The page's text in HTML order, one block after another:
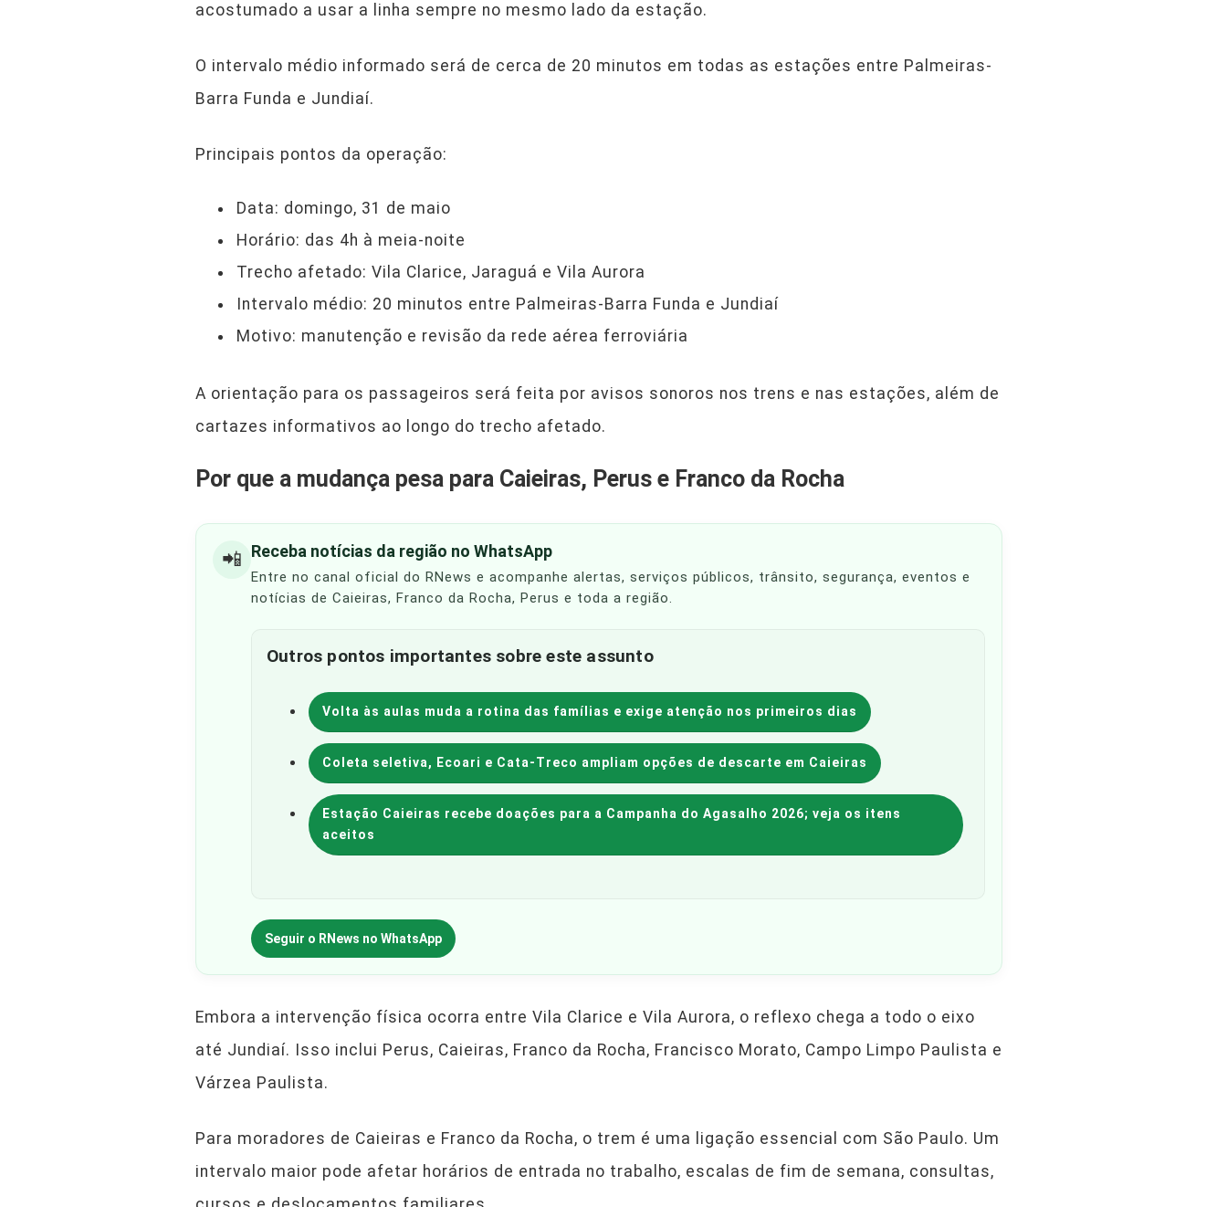
acostumado a usar a linha sempre no mesmo lado da estação.
O intervalo médio informado será de cerca de 20 minutos em todas as estações entre Palmeiras-
Barra Funda e Jundiaí.
Principais pontos da operação:
Data: domingo, 31 de maio
Horário: das 4h à meia-noite
Trecho afetado: Vila Clarice, Jaraguá e Vila Aurora
Intervalo médio: 20 minutos entre Palmeiras-Barra Funda e Jundiaí
Motivo: manutenção e revisão da rede aérea ferroviária
A orientação para os passageiros será feita por avisos sonoros nos trens e nas estações, além de
cartazes informativos ao longo do trecho afetado.
Por que a mudança pesa para Caieiras, Perus e Franco da Rocha
📲 Receba notícias da região no WhatsApp
Entre no canal oficial do RNews e acompanhe alertas, serviços públicos, trânsito, segurança, eventos e
notícias de Caieiras, Franco da Rocha, Perus e toda a região.
Outros pontos importantes sobre este assunto
Volta às aulas muda a rotina das famílias e exige atenção nos primeiros dias
Coleta seletiva, Ecoari e Cata-Treco ampliam opções de descarte em Caieiras
Estação Caieiras recebe doações para a Campanha do Agasalho 2026; veja os itens
aceitos
Seguir o RNews no WhatsApp
Embora a intervenção física ocorra entre Vila Clarice e Vila Aurora, o reflexo chega a todo o eixo
até Jundiaí. Isso inclui Perus, Caieiras, Franco da Rocha, Francisco Morato, Campo Limpo Paulista e
Várzea Paulista.
Para moradores de Caieiras e Franco da Rocha, o trem é uma ligação essencial com São Paulo. Um
intervalo maior pode afetar horários de entrada no trabalho, escalas de fim de semana, consultas,